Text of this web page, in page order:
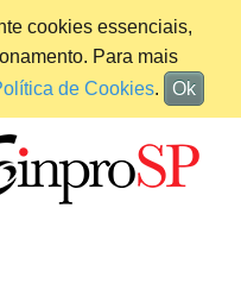
cookies essenciais,
Para mais
de Cookies. Ok